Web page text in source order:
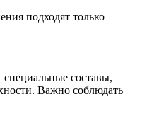
подходят только
составы,
Важно соблюдать